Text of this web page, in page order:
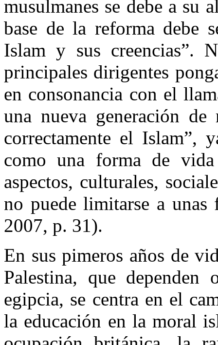
musulmanes se debe a su
base de la reforma debe
Islam y sus creencias”.
principales dirigentes
en consonancia con el
una nueva generación de
correctamente el Islam”,
como una forma de
aspectos, culturales,
no puede limitarse a unas
2007, p. 31).
En sus pimeros años de
Palestina, que dependen
egipcia, se centra en el
la educación en la moral